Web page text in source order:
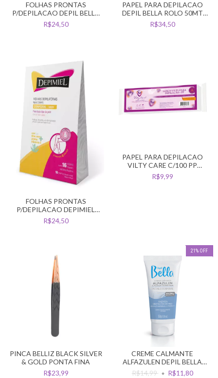
FOLHAS PRONTAS
P/DEPILACAO DEPIL BELLA
SOBRANCELHAS C/20
R$24,50
PAPEL PARA DEPILACAO
DEPIL BELLA ROLO 50MT
LENCO FURADINHO
R$34,50
FOLHAS PRONTAS
P/DEPILACAO DEPIMIEL
CORPO 8 PARES ALOE VERA
R$24,50
PAPEL PARA DEPILACAO
VILTY CARE C/100 PP
FURADINHO
R$9,99
PINCA BELLIZ BLACK SILVER
& GOLD PONTA FINA
R$23,99
21 % OFF
CREME CALMANTE
ALFAZULEN DEPIL BELLA
FACIAL E CORPORAL 50G
R$14,99 R$11,80